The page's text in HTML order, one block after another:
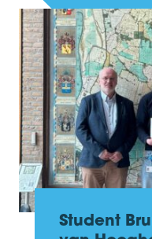
Student